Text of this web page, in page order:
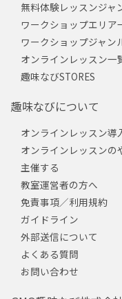
無料体験レッスンジャ
ワークショップエリア
ワークショップジャン
オンラインレッスン一
趣味なびSTORES
趣味なびについて
オンラインレッスン導
オンラインレッスンの
主催する
教室運営者の方へ
免責事項／利用規約
ガイドライン
外部送信について
よくある質問
お問い合わせ